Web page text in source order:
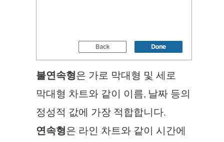
불연속형은 가로 막대형 및 세로
막대형 차트와 같이 이름, 날짜 등의
정성적 값에 가장 적합합니다.
연속형은 라인 차트와 같이 시간에